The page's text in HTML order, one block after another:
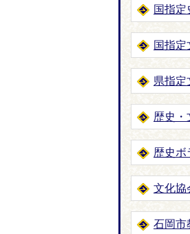
国指定
国指定
県指定
歴史・
歴史ボ
文化協
石岡市